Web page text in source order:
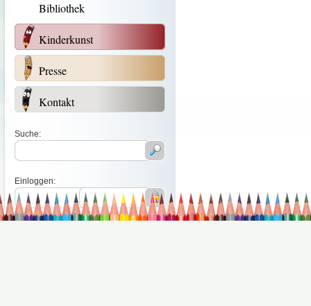
Bibliothek
Kinderkunst
Presse
Kontakt
Suche:
Einloggen: